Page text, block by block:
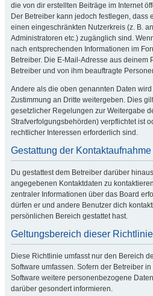
die von dir erstellten Beiträge im Internet
Der Betreiber kann jedoch festlegen, dass
einen eingeschränkten Nutzerkreis (z. B.
Administratoren etc.) zugänglich sind.
nach entsprechenden Informationen im
Betreiber. Die E-Mail-Adresse aus deinem
Betreiber und von ihm beauftragte
Andere als die oben genannten Daten
Zustimmung an Dritte weitergeben. Dies
gesetzlicher Regelungen zur Weitergabe
Strafverfolgungsbehörden) verpflichtet ist
rechtlicher Interessen erforderlich sind.
Gestattung der Kontaktaufnahme
Du gestattest dem Betreiber darüber
angegebenen Kontaktdaten zu
zentraler Informationen über das Board
dürfen er und andere Benutzer dich
persönlichen Bereich gestattet hast.
Geltungsbereich dieser Richtlinie
Diese Richtlinie umfasst nur den Bereich
Software umfassen. Sofern der Betreiber
Software weitere personenbezogene
darüber gesondert informieren.